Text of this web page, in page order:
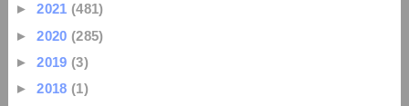
►2021 (481)
►2020 (285)
►2019 (3)
►2018 (1)